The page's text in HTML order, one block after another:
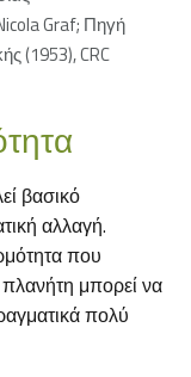
Graf; Πηγή
(1953), CRC
βασικό
αλλαγή.
που
μπορεί να
πολύ